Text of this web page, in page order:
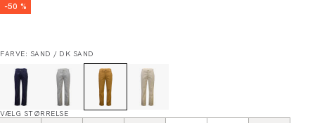
-50 %
FARVE: SAND / DK SAND
VÆLG STØRRELSE